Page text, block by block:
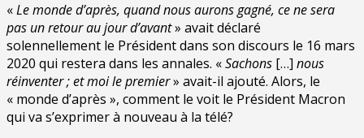
«Le monde d’après, quand nous aurons gagné, ce ne sera
pas un retour au jour d’avant» avait déclaré
solennellement le Président dans son discours le 16 mars
2020 qui restera dans les annales. «Sachons […] nous
réinventer ; et moi le premier» avait-il ajouté. Alors, le
« monde d’après », comment le voit le Président Macron
qui va s’exprimer à nouveau à la télé?